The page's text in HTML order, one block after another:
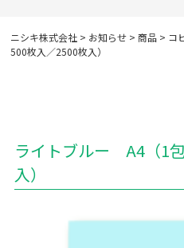
ニシキ株式会社 > お知らせ >商品 > コ
500枚入／2500枚入）
ライトブルー A4（1
入）